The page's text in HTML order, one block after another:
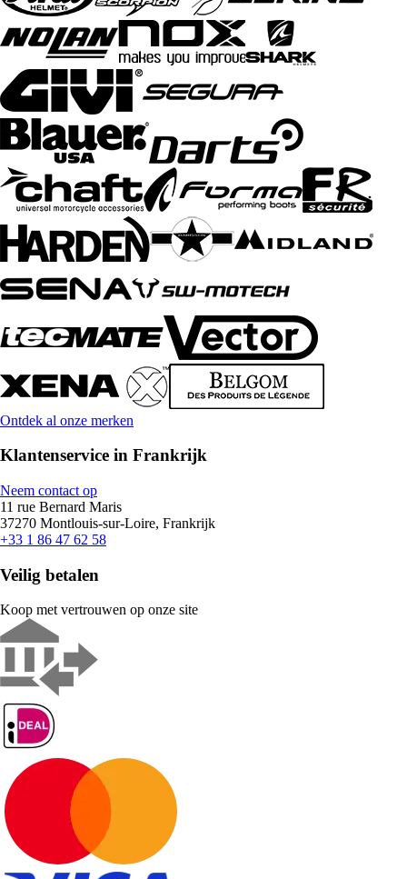
Ontdek al onze merken
Klantenservice in Frankrijk
Neem contact op
11 rue Bernard Maris
37270 Montlouis-sur-Loire, Frankrijk
+33 1 86 47 62 58
Veilig betalen
Koop met vertrouwen op onze site